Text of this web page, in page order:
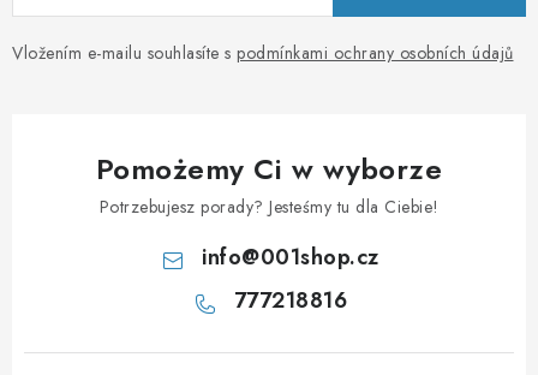
Vložením e-mailu souhlasíte s podmínkami ochrany osobních údajů
Pomożemy Ci w wyborze
Potrzebujesz porady? Jesteśmy tu dla Ciebie!
info@001shop.cz
777218816